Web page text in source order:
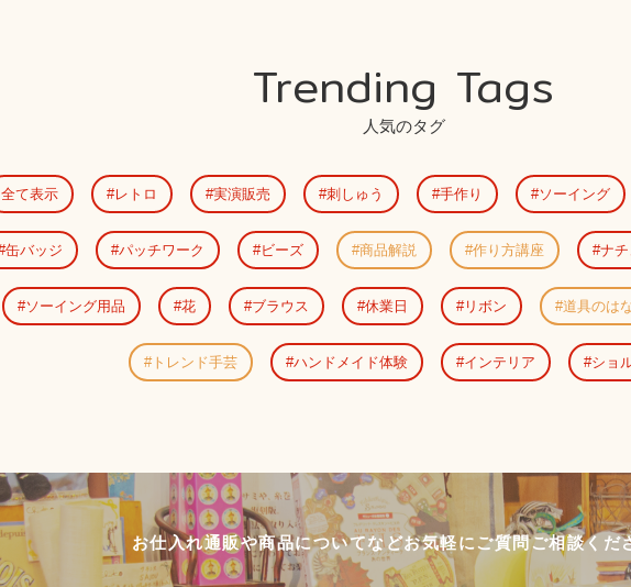
Trending Tags
人気のタグ
全て表示 レトロ 実演販売 刺しゅう 手作り ソーイング
缶バッジ パッチワーク ビーズ 商品解説 作り方講座 ナ
ソーイング用品 花 ブラウス 休業日 リボン 道具のは
トレンド手芸 ハンドメイド体験 インテリア ショ
お仕入れ通販や商品についてなどお気軽にご質問ご相談くだ